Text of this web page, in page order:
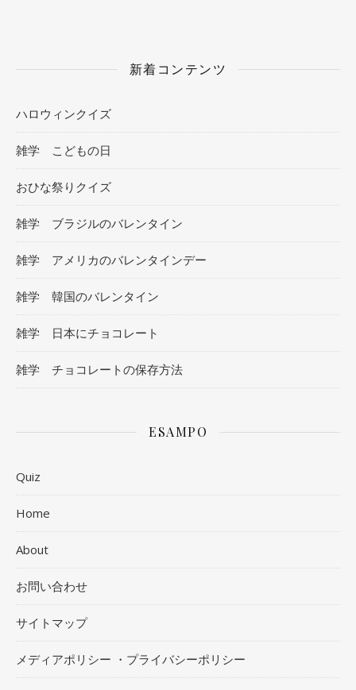
新着コンテンツ
ハロウィンクイズ
雑学 こどもの日
おひな祭りクイズ
雑学 ブラジルのバレンタイン
雑学 アメリカのバレンタインデー
雑学 韓国のバレンタイン
雑学 日本にチョコレート
雑学 チョコレートの保存方法
ESAMPO
Quiz
Home
About
お問い合わせ
サイトマップ
メディアポリシー ・プライバシーポリシー